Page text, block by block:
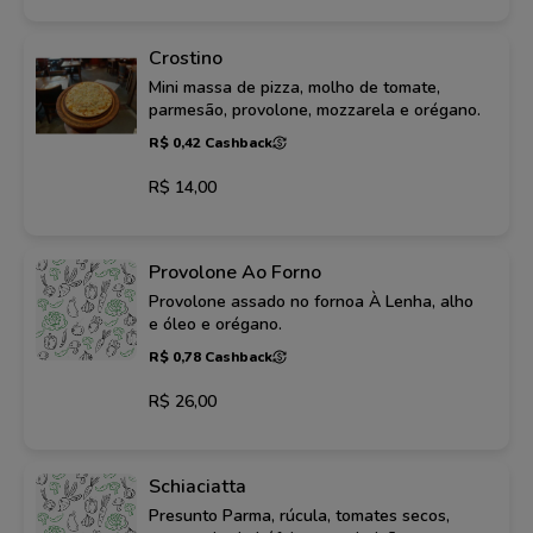
Crostino
Mini massa de pizza, molho de tomate,
parmesão, provolone, mozzarela e orégano.
R$ 0,42 Cashback
R$ 14,00
Provolone Ao Forno
Provolone assado no fornoa À Lenha, alho
e óleo e orégano.
R$ 0,78 Cashback
R$ 26,00
Schiaciatta
Presunto Parma, rúcula, tomates secos,